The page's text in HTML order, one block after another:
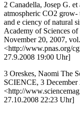
2 Canadella, Josep G.
atmospheric CO2
and e ciency of natural
Academy of Sciences
November 20, 2007,
<http://www.pnas.org/
27.9.2008 19:00 Uhr]
3 Oreskes, Naomi The
SCIENCE, 3
<http://
27.10.2008 22:23 Uhr]